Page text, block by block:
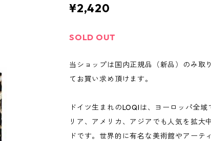
¥2,420
SOLD OUT
当ショップは国内正規品（新品）のみ取
てお買い求め頂けます。
ドイツ生まれのLOQIは、ヨーロッパ全
リア、アメリカ、アジアでも人気を拡大
ドです。世界的に有名な美術館やアーテ